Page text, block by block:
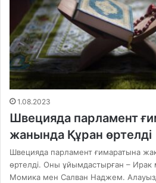
1.08.2023
Швецияда парламент
жанында Құран өртелді
Швецияда парламент ғимаратына
өртелді. Оны ұйымдастырған – Ирак
Момика мен Салван Наджем.